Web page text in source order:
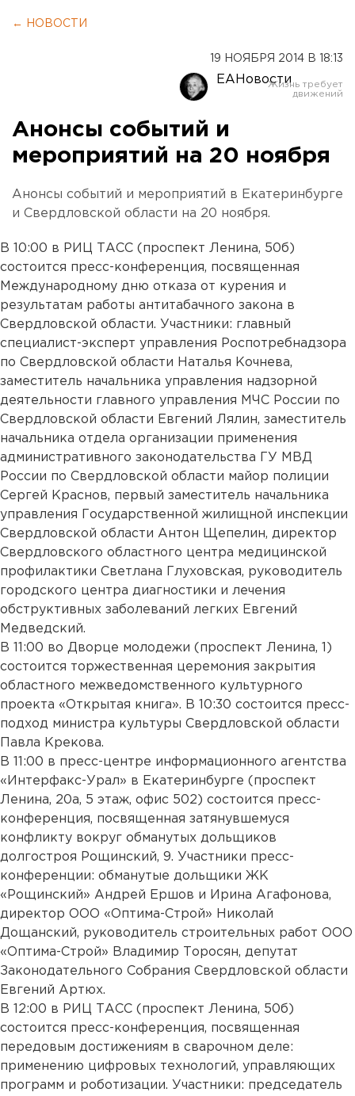
← НОВОСТИ
19 НОЯБРЯ 2014 В 18:13
ЕАНовости
Анонсы событий и
мероприятий на 20 ноября
Анонсы событий и мероприятий в Екатеринбурге
и Свердловской области на 20 ноября.
В 10:00 в РИЦ ТАСС (проспект Ленина, 50б)
состоится пресс-конференция, посвященная
Международному дню отказа от курения и
результатам работы антитабачного закона в
Свердловской области. Участники: главный
специалист-эксперт управления Роспотребнадзора
по Свердловской области Наталья Кочнева,
заместитель начальника управления надзорной
деятельности главного управления МЧС России по
Свердловской области Евгений Лялин, заместитель
начальника отдела организации применения
административного законодательства ГУ МВД
России по Свердловской области майор полиции
Сергей Краснов, первый заместитель начальника
управления Государственной жилищной инспекции
Свердловской области Антон Щепелин, директор
Свердловского областного центра медицинской
профилактики Светлана Глуховская, руководитель
городского центра диагностики и лечения
обструктивных заболеваний легких Евгений
Медведский.
В 11:00 во Дворце молодежи (проспект Ленина, 1)
состоится торжественная церемония закрытия
областного межведомственного культурного
проекта «Открытая книга». В 10:30 состоится пресс-
подход министра культуры Свердловской области
Павла Крекова.
В 11:00 в пресс-центре информационного агентства
«Интерфакс-Урал» в Екатеринбурге (проспект
Ленина, 20а, 5 этаж, офис 502) состоится пресс-
конференция, посвященная затянувшемуся
конфликту вокруг обманутых дольщиков
долгостроя Рощинский, 9. Участники пресс-
конференции: обманутые дольщики ЖК
«Рощинский» Андрей Ершов и Ирина Агафонова,
директор ООО «Оптима-Строй» Николай
Дощанский, руководитель строительных работ ООО
«Оптима-Строй» Владимир Торосян, депутат
Законодательного Собрания Свердловской области
Евгений Артюх.
В 12:00 в РИЦ ТАСС (проспект Ленина, 50б)
состоится пресс-конференция, посвященная
передовым достижениям в сварочном деле:
применению цифровых технологий, управляющих
программ и роботизации. Участники: председатель